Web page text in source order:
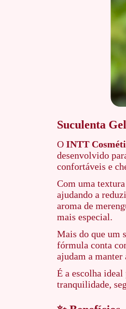
Suculenta
O INTT
desenvolvido
confortáveis e
Com uma
ajudando a
aroma de
mais especial.
Mais do que um
fórmula conta
ajudam a
É a escolha
tranquilidade,